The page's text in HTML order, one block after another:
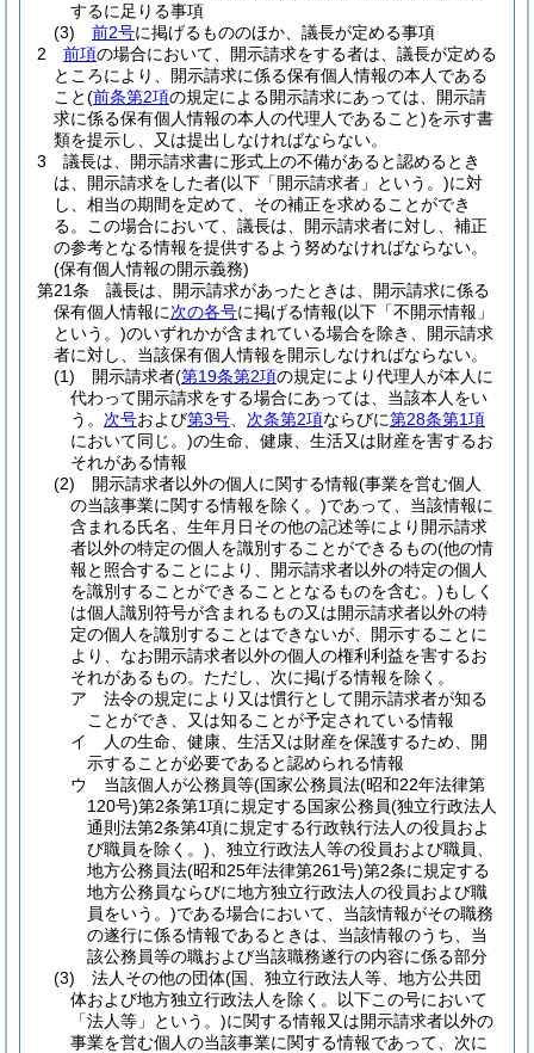
するに足りる事項
(3)
前2号に掲げるもののほか、議長が定める事項
2
前項の場合において、開示請求をする者は、議長が定める
ところにより、開示請求に係る保有個人情報の本人である
こと(前条第2項の規定による開示請求にあっては、開示請
求に係る保有個人情報の本人の代理人であること)を示す書
類を提示し、又は提出しなければならない。
3
議長は、開示請求書に形式上の不備があると認めるとき
は、開示請求をした者(以下「開示請求者」という。)に対
し、相当の期間を定めて、その補正を求めることができ
る。
この場合において、議長は、開示請求者に対し、補正
の参考となる情報を提供するよう努めなければならない。
(保有個人情報の開示義務)
第21条
議長は、開示請求があったときは、開示請求に係る
保有個人情報に次の各号に掲げる情報(以下「不開示情報」
という。)のいずれかが含まれている場合を除き、開示請求
者に対し、当該保有個人情報を開示しなければならない。
(1)
開示請求者(第19条第2項の規定により代理人が本人に
代わって開示請求をする場合にあっては、当該本人をい
う。 次号および第3号 次条第2項ならびに第28条第1項
において同じ。)の生命、健康、生活又は財産を害するお
それがある情報
(2)
開示請求者以外の個人に関する情報(事業を営む個人
の当該事業に関する情報を除く。)であって、当該情報に
含まれる氏名、生年月日その他の記述等により開示請求
者以外の特定の個人を識別することができるもの(他の情
報と照合することにより、開示請求者以外の特定の個人
を識別することができることとなるものを含む。)もしく
は個人識別符号が含まれるもの又は開示請求者以外の特
定の個人を識別することはできないが、開示することに
より、なお開示請求者以外の個人の権利利益を害するお
それがあるもの。 ただし、次に掲げる情報を除く。
ア
法令の規定により又は慣行として開示請求者が知る
ことができ、又は知ることが予定されている情報
イ
人の生命、健康、生活又は財産を保護するため、開
示することが必要であると認められる情報
ウ
当該個人が公務員等(国家公務員法(昭和22年法律第
120号)第2条第1項に規定する国家公務員(独立行政法人
通則法第2条第4項に規定する行政執行法人の役員およ
び職員を除く。) 、独立行政法人等の役員および職員、
地方公務員法(昭和25年法律第261号)第2条に規定する
地方公務員ならびに地方独立行政法人の役員および職
員をいう。)である場合において、当該情報がその職務
の遂行に係る情報であるときは、当該情報のうち、当
該公務員等の職および当該職務遂行の内容に係る部分
(3)
法人その他の団体(国、独立行政法人等、地方公共団
体および地方独立行政法人を除く。以下この号において
「法人等」という。)に関する情報又は開示請求者以外の
事業を営む個人の当該事業に関する情報であって、次に